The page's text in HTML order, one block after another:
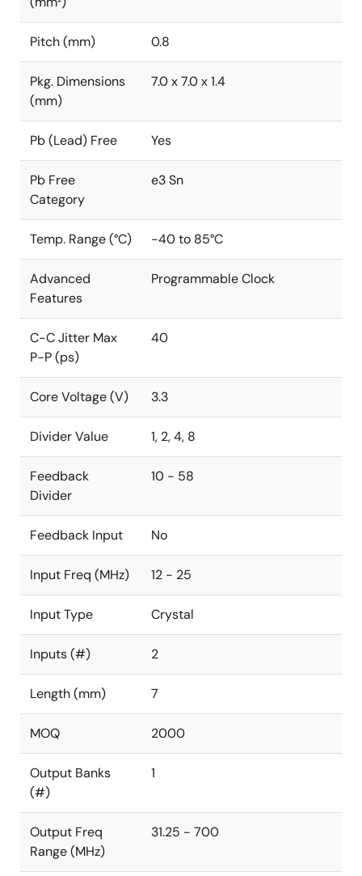
Pitch (mm) 0.8
Pkg. Dimensions
(mm)
7.0 x 7.0 x 1.4
Pb (Lead) Free Yes
Pb Free
Category
e3 Sn
Temp. Range (°C) -40 to 85°C
Advanced
Features
Programmable Clock
C-C Jitter Max
P-P (ps)
40
Core Voltage (V) 3.3
Divider Value 1, 2, 4, 8
Feedback
Divider
10 - 58
Feedback Input No
Input Freq (MHz) 12 - 25
Input Type Crystal
Inputs (#) 2
Length (mm) 7
MOQ 2000
Output Banks
(#)
1
Output Freq
Range (MHz)
31.25 - 700